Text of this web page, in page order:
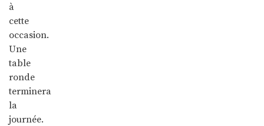
à
cette
occasion.
Une
table
ronde
terminera
la
journée.